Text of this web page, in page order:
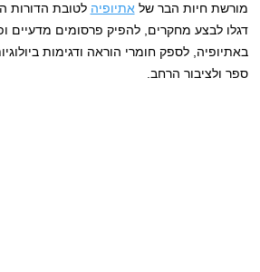
מורשת חיות הבר של אתיופיה לטובת הדורות
דגלו לבצע מחקרים, להפיק פרסומים מדעיים
באתיופיה, לספק חומרי הוראה ודגימות
ספר ולציבור הרחב.